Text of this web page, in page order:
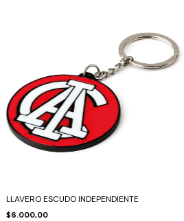
LLAVERO ESCUDO INDEPENDIENTE
$6.000,00